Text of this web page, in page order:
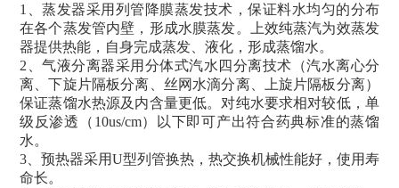
1、 蒸发器采用列管降膜蒸发技术，保证料水均匀的分布
在各个蒸发管内壁，形成水膜蒸发。上效纯蒸汽为效蒸发
器提供热能，自身完成蒸发、液化，形成蒸馏水。
2
气液分离器采用分体式汽水四分离技术（汽水离心分
离、下旋片隔板分离、丝网水滴分离、上旋片隔板分离）
保证蒸馏水热源及内含量更低。对纯水要求相对较低，单
级反渗透（ 10us/cm）以下即可产出符合药典标准的蒸馏
水。
3
预热器采用U型列管换热，热交换机械性能好，使用寿
命长。